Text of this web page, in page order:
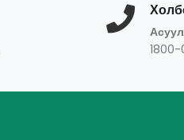
1800-